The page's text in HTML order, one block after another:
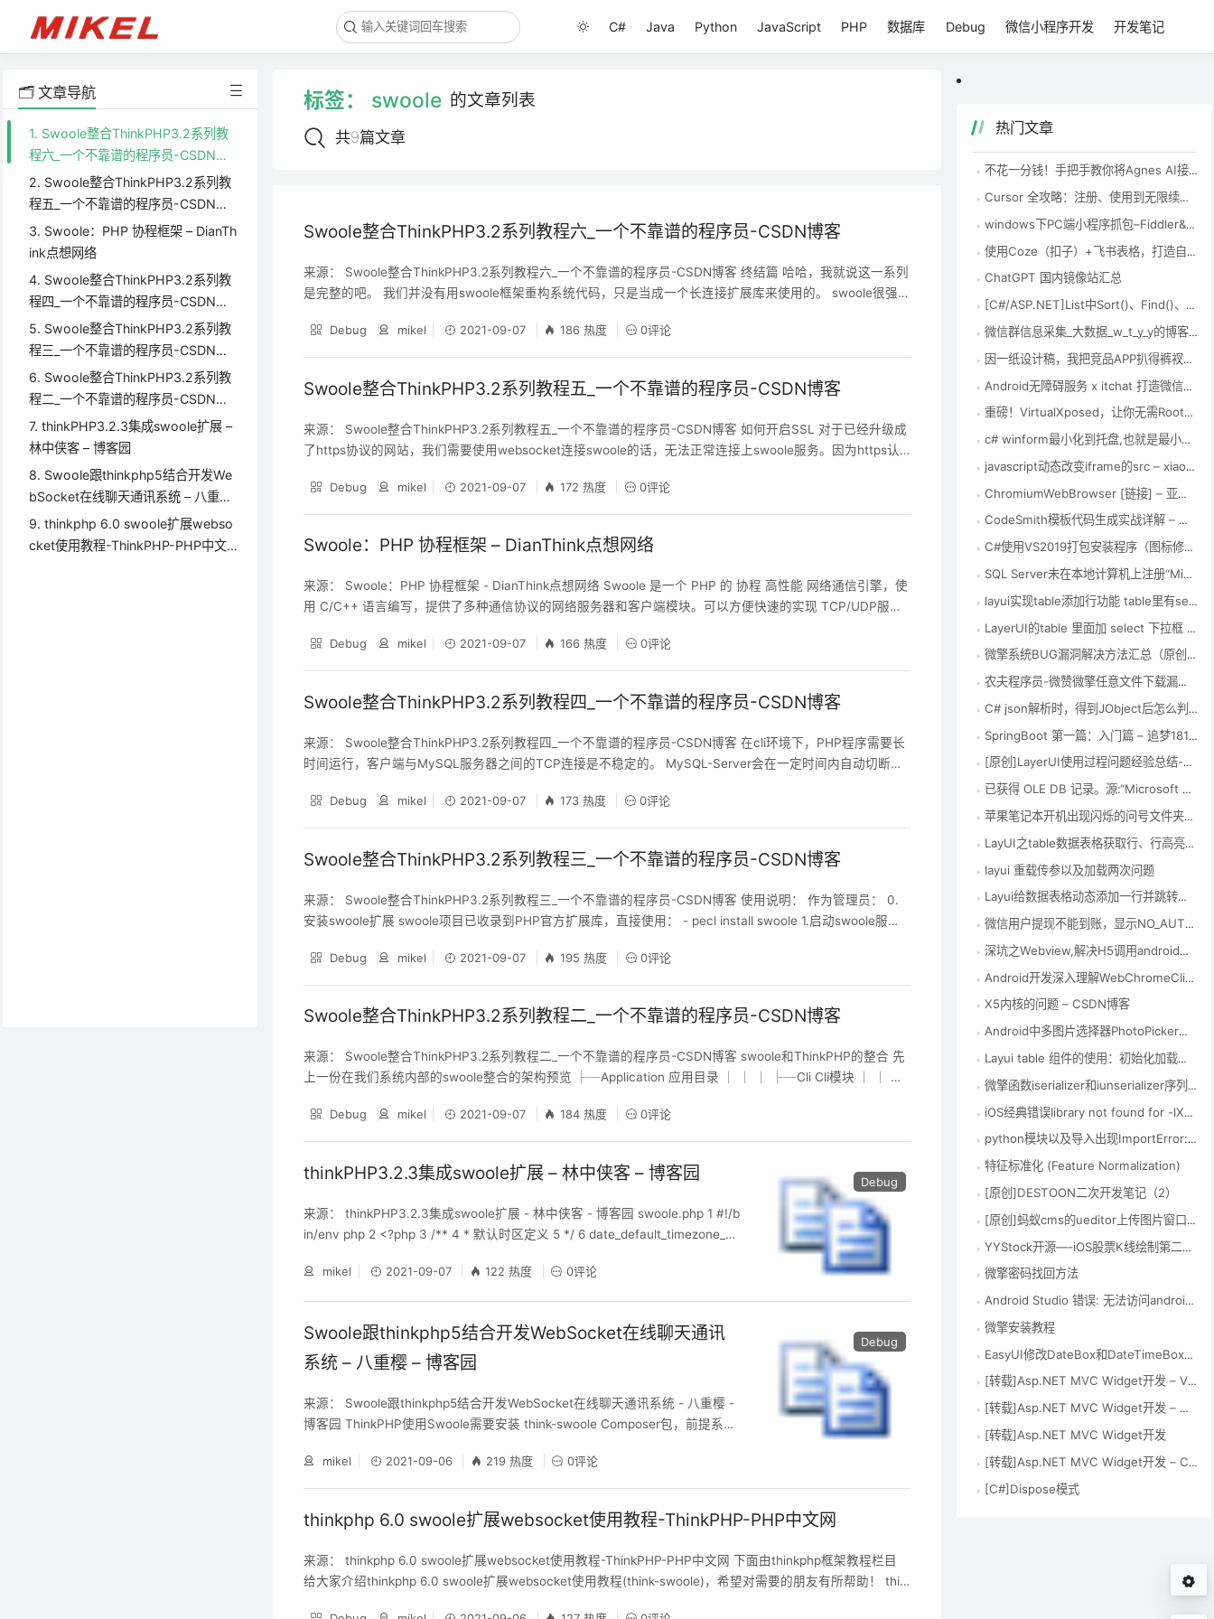
C# Java Python JavaScript PHP 数据库 Debug 微信小程序开发 开发笔记
🗂️ 文章导航
1. Swoole整合ThinkPHP3.2系列教
程六_一个不靠谱的程序员-CSDN博
客
2. Swoole整合ThinkPHP3.2系列教
程五_一个不靠谱的程序员-CSDN博
客
3. Swoole：PHP 协程框架 – DianTh
ink点想网络
4. Swoole整合ThinkPHP3.2系列教
程四_一个不靠谱的程序员-CSDN博
客
5. Swoole整合ThinkPHP3.2系列教
程三_一个不靠谱的程序员-CSDN博
客
6. Swoole整合ThinkPHP3.2系列教
程二_一个不靠谱的程序员-CSDN博
客
7. thinkPHP3.2.3集成swoole扩展 –
林中侠客 – 博客园
8. Swoole跟thinkphp5结合开发We
bSocket在线聊天通讯系统 – 八重樱
– 博客园
9. thinkphp 6.0 swoole扩展webso
cket使用教程-ThinkPHP-PHP中文
标签： swoole 的文章列表
共9篇文章
Swoole整合ThinkPHP3.2系列教程六_一个不靠谱的程序员-CSDN博客
来源： Swoole整合ThinkPHP3.2系列教程六_一个不靠谱的程序员-CSDN博客 终结篇 哈哈，我就说这一系列
是完整的吧。 我们并没有用swoole框架重构系统代码，只是当成一个长连接扩展库来使用的。 swoole很强
工资编程的开发者得服从leader的安排（尽快上线）。 如果有同
Debug mikel 2021-09-07 186 热度 0评论
Swoole整合ThinkPHP3.2系列教程五_一个不靠谱的程序员-CSDN博客
来源： Swoole整合ThinkPHP3.2系列教程五_一个不靠谱的程序员-CSDN博客 如何开启SSL 对于已经升级成
了https协议的网站，我们需要使用websocket连接swoole的话，无法正常连接上swoole服务。因为https认
ri swoole 如果看
Debug mikel 2021-09-07 172 热度 0评论
Swoole：PHP 协程框架 – DianThink点想网络
来源： Swoole：PHP 协程框架 - DianThink点想网络 Swoole 是一个 PHP 的 协程 高性能 网络通信引擎，使
用 C/C++ 语言编写，提供了多种通信协议的网络服务器和客户端模块。可以方便快速的实现 TCP/UDP服
领域。 Swoole 使 PHP 开发人员可
Debug mikel 2021-09-07 166 热度 0评论
Swoole整合ThinkPHP3.2系列教程四_一个不靠谱的程序员-CSDN博客
来源： Swoole整合ThinkPHP3.2系列教程四_一个不靠谱的程序员-CSDN博客 在cli环境下，PHP程序需要长
时间运行，客户端与MySQL服务器之间的TCP连接是不稳定的。 MySQL-Server会在一定时间内自动切断连
QL服务器中执行kill process杀掉某个
Debug mikel 2021-09-07 173 热度 0评论
Swoole整合ThinkPHP3.2系列教程三_一个不靠谱的程序员-CSDN博客
来源： Swoole整合ThinkPHP3.2系列教程三_一个不靠谱的程序员-CSDN博客 使用说明： 作为管理员： 0.
安装swoole扩展 swoole项目已收录到PHP官方扩展库，直接使用： - pecl install swoole 1.启动swoole服务
Debug
mikel 2021-09-07 195 热度 0评论
Swoole整合ThinkPHP3.2系列教程二_一个不靠谱的程序员-CSDN博客
来源： Swoole整合ThinkPHP3.2系列教程二_一个不靠谱的程序员-CSDN博客 swoole和ThinkPHP的整合 先
上一份在我们系统内部的swoole整合的架构预览 ├─Application 应用目录 │ │ │ ├─Cli Cli模块 │ │ ├
Debug
mikel 2021-09-07 184 热度 0评论
thinkPHP3.2.3集成swoole扩展 – 林中侠客 – 博客园
来源： thinkPHP3.2.3集成swoole扩展 - 林中侠客 - 博客园 swoole.php 1 #!/b
in/env php 2 <?php 3 /** 4 * 默认时区定义 5 */ 6 date_default_timezone_se
12
Debug
mikel 2021-09-07 122 热度 0评论
Swoole跟thinkphp5结合开发WebSocket在线聊天通讯
系统 – 八重樱 – 博客园
来源： Swoole跟thinkphp5结合开发WebSocket在线聊天通讯系统 - 八重樱 -
博客园 ThinkPHP使用Swoole需要安装 think-swoole Composer包，前提系统
think-swoole： composer require topthink/think-swoole
Debug
mikel 2021-09-06 219 热度 0评论
thinkphp 6.0 swoole扩展websocket使用教程-ThinkPHP-PHP中文网
来源： thinkphp 6.0 swoole扩展websocket使用教程-ThinkPHP-PHP中文网 下面由thinkphp框架教程栏目
给大家介绍thinkphp 6.0 swoole扩展websocket使用教程(think-swoole)，希望对需要的朋友有所帮助！ thin
热门文章
不花一分钱！手把手教你将Agnes AI接入Codex，国内零成本用到爽
Cursor 全攻略：注册、使用到无限续杯，一次性讲清楚 – 知乎
windows下PC端小程序抓包–Fiddler&Charles-腾讯云开发者社区-腾讯云
使用Coze（扣子）+飞书表格，打造自动化EXCEL表格数据整理神器-首席AI分享圈
ChatGPT 国内镜像站汇总
[C#/ASP.NET]List中Sort()、Find()、FindAll()、Exist()的使用方法 – zock – 博客园
微信群信息采集_大数据_w_t_y_y的博客-CSDN博客
因一纸设计稿，我把竞品APP扒得裤衩不剩(中)_移动开发_Coder-Pig的猪栏-CSDN博客
Android无障碍服务 x itchat 打造微信半自动机器人_移动开发_Coder-Pig的猪栏-CSDN博客
重磅！VirtualXposed，让你无需Root也能使用Xposed框架！ – Xposed框架中文站
c# winform最小化到托盘,也就是最小化到右下角，其实很简单，winform中有专门的控件 – 要每天开心 – 博客园
javascript动态改变iframe的src – xiaoha – 博客园
ChromiumWebBrowser [链接] – 亚特凯瑟琳 – 博客园
CodeSmith模板代码生成实战详解 – 张龙豪 – 博客园
C#使用VS2019打包安装程序（图标修改和默认安装路径修改） – qq_41487299的博客 – CSDN博客
SQL Server未在本地计算机上注册“Microsoft.ACE.OLEDB.12.0”提供程序 – 踏雪有迹的博客 – CSDN博客
layui实现table添加行功能 table里有select可选择可编辑 并且与form表单一起提交数据保存 – 勤劳的搬运工 – CSDN博客
LayerUI的table 里面加 select 下拉框 – Fly社区
微擎系统BUG漏洞解决方法汇总（原创） – 谦信君 – 博客园
农夫程序员-微赞微擎任意文件下载漏洞global.func.php文件修复方法
C# json解析时，得到JObject后怎么判断它的某一键值是否存在？_博问_博客园
SpringBoot 第一篇：入门篇 – 追梦1819 – 博客园
[原创]LayerUI使用过程问题经验总结-填坑笔记
已获得 OLE DB 记录。源:“Microsoft SQL Native Client” Hresult: 0x80004005 说明:“不能将值 NULL 插入列 ‘id’，表 ‘ToolingD – 路漫漫 修远兮 – CSDN博客
苹果笔记本开机出现闪烁的问号文件夹解决方法 – CSDN博客
LayUI之table数据表格获取行、行高亮等相关操作
layui 重载传参以及加载两次问题
Layui给数据表格动态添加一行并跳转到添加行所在页 – CSDN博客
微信用户提现不能到账，显示NO_AUTH | 产品权限验证失败,请查看您当前是否具有该产品的权限(企业付款到零钱) – CSDN博客
深坑之Webview,解决H5调用android相机拍照和录像 – CSDN博客
Android开发深入理解WebChromeClient之onShowFileChooser或openFileChooser使用说明 – TeachCourse
X5内核的问题 – CSDN博客
Android中多图片选择器PhotoPicker库的使用（仿微信） – CSDN博客
Layui table 组件的使用：初始化加载数据、数据刷新表格、传参数 – LoveLong – 博客园
微擎函数iserializer和iunserializer序列化函数 – CSDN博客
iOS经典错误library not found for -lXXX – 简书
python模块以及导入出现ImportError: No module named ‘xxx’问题 – 我的新博客 – 博客频道 – CSDN.NET
特征标准化 (Feature Normalization)
[原创]DESTOON二次开发笔记（2）
[原创]蚂蚁cms的ueditor上传图片窗口提示Uncaught SecurityError:Blocked a frame with origin错误解决方法
YYStock开源—-iOS股票K线绘制第二版 – yate1996 – 博客园
微擎密码找回方法
Android Studio 错误: 无法访问android.support.v7.app.ActionBarActivity 找不到 类文件 – suirosu的专栏 – 博客频道 – CSDN.NET
微擎安装教程
EasyUI修改DateBox和DateTimeBox的默认日期格式
[转载]Asp.NET MVC Widget开发 – ViewEngine
[转载]Asp.NET MVC Widget开发 – Mobile支持
[转载]Asp.NET MVC Widget开发
[转载]Asp.NET MVC Widget开发 – Controller控制器
[C#]Dispose模式